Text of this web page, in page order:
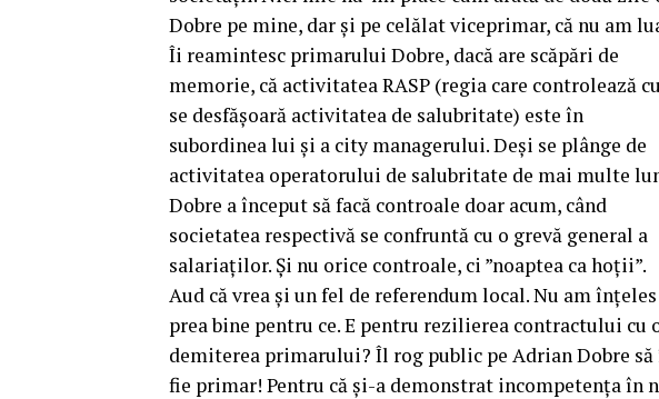
Dobre pe mine, dar și pe celălat viceprimar, că nu am
Îi reamintesc primarului Dobre, dacă are scăpări de
memorie, că activitatea RASP (regia care controlează
se desfășoară activitatea de salubritate) este în
subordinea lui și a city managerului. Deși se plânge de
activitatea operatorului de salubritate de mai multe
Dobre a început să facă controale doar acum, când
societatea respectivă se confruntă cu o grevă general a
salariaților. Și nu orice controale, ci ”noaptea ca hoții”.
Aud că vrea şi un fel de referendum local. Nu am înțeles
prea bine pentru ce. E pentru rezilierea contractului
demiterea primarului? Îl rog public pe Adrian Dobre să
fie primar! Pentru că și-a demonstrat incompetența în